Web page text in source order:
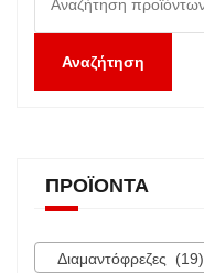
για:
Αναζήτηση
ΠΡΟΪΌΝΤΑ
Διαμαντόφρεζες (19)